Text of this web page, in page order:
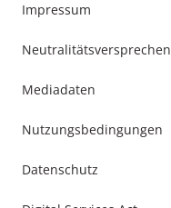
Impressum
Neutralitätsversprechen
Mediadaten
Nutzungsbedingungen
Datenschutz